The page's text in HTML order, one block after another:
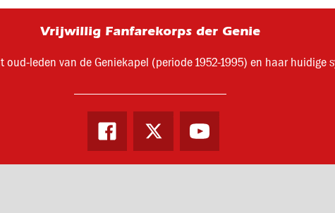
Vrijwillig Fanfarekorps der Genie
oud-leden van de Geniekapel (periode 1952-1995) en haar huidige
Facebook Twitter